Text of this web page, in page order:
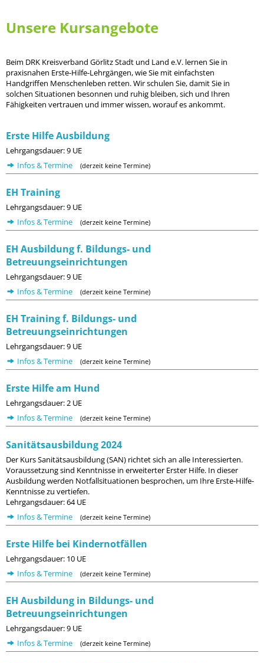
Unsere Kursangebote
Beim DRK Kreisverband Görlitz Stadt und Land e.V. lernen Sie in
praxisnahen Erste-Hilfe-Lehrgängen, wie Sie mit einfachsten
Handgriffen Menschenleben retten. Wir schulen Sie, damit Sie in
solchen Situationen besonnen und ruhig bleiben, sich und Ihren
Fähigkeiten vertrauen und immer wissen, worauf es ankommt.
Erste Hilfe Ausbildung
Lehrgangsdauer: 9 UE
Infos & Termine
(derzeit keine Termine)
EH Training
Lehrgangsdauer: 9 UE
Infos & Termine
(derzeit keine Termine)
EH Ausbildung f. Bildungs- und
Betreuungseinrichtungen
Lehrgangsdauer: 9 UE
Infos & Termine
(derzeit keine Termine)
EH Training f. Bildungs- und
Betreuungseinrichtungen
Lehrgangsdauer: 9 UE
Infos & Termine
(derzeit keine Termine)
Erste Hilfe am Hund
Lehrgangsdauer: 2 UE
Infos & Termine
(derzeit keine Termine)
Sanitätsausbildung 2024
Der Kurs Sanitätsausbildung (SAN) richtet sich an alle Interessierten.
Voraussetzung sind Kenntnisse in erweiterter Erster Hilfe. In dieser
Ausbildung werden Notfallsituationen besprochen, um Ihre Erste-Hilfe-
Kenntnisse zu vertiefen.
Lehrgangsdauer: 64 UE
Infos & Termine
(derzeit keine Termine)
Erste Hilfe bei Kindernotfällen
Lehrgangsdauer: 10 UE
Infos & Termine
(derzeit keine Termine)
EH Ausbildung in Bildungs- und
Betreuungseinrichtungen
Lehrgangsdauer: 9 UE
Infos & Termine
(derzeit keine Termine)